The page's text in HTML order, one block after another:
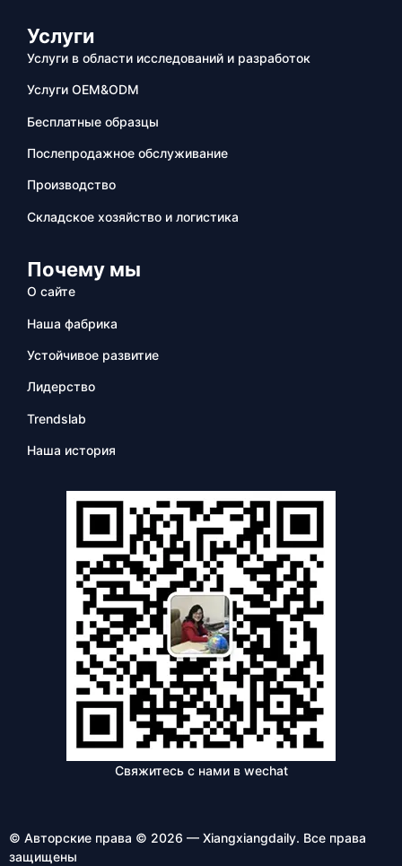
Услуги
Услуги в области исследований и разработок
Услуги OEM&ODM
Бесплатные образцы
Послепродажное обслуживание
Производство
Складское хозяйство и логистика
Почему мы
О сайте
Наша фабрика
Устойчивое развитие
Лидерство
Trendslab
Наша история
Свяжитесь с нами в wechat
© Авторские права © 2026 — Xiangxiangdaily. Все права
защищены